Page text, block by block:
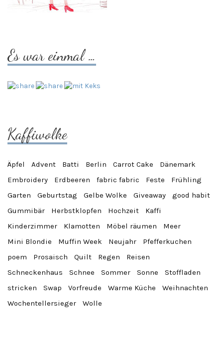
Es war einmal …
Kaffiwolke
Äpfel Advent Batti Berlin Carrot Cake
Dänemark
Embroidery
Erdbeeren fabric fabric Feste
Frühling
Garten
Geburtstag Gelbe Wolke Giveaway
good habit
Gummibär
Herbstklopfen Hochzeit
Kaffi
Kinderzimmer
Klamotten Möbel räumen
Meer
Mini Blondie
Muffin Week Neujahr
Pfefferkuchen
poem
Prosaisch Quilt Regen
Reisen
Schneckenhaus
Schnee Sommer Sonne
Stoffladen
stricken
Swap Vorfreude Warme Küche
Weihnachten
Wochentellersieger
Wolle